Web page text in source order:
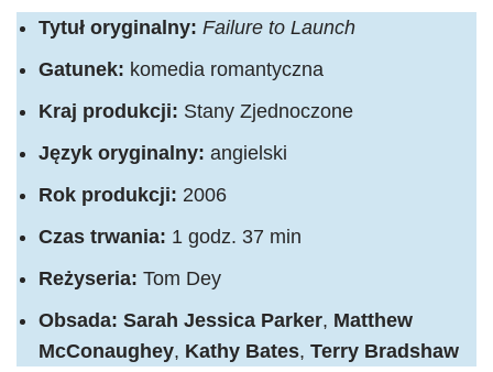
Tytuł oryginalny: Failure to Launch
Gatunek: komedia romantyczna
Kraj produkcji: Stany Zjednoczone
Język oryginalny: angielski
Rok produkcji: 2006
Czas trwania: 1 godz. 37 min
Reżyseria: Tom Dey
Obsada: Sarah Jessica Parker, Matthew
McConaughey, Kathy Bates, Terry Bradshaw